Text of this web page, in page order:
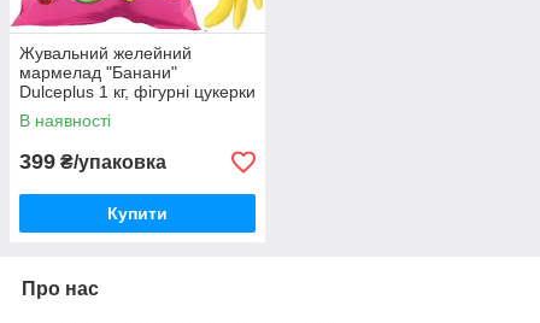
Жувальний желейний
мармелад "Банани"
Dulceplus 1 кг, фігурні цукерки
Made in Spain
В наявності
399 ₴/упаковка
Купити
Про нас